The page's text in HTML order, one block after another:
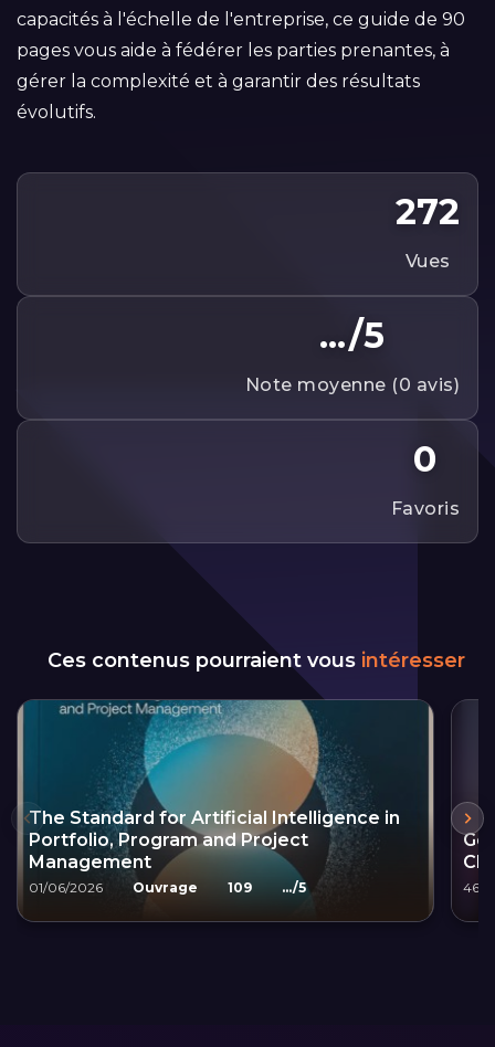
capacités à l'échelle de l'entreprise, ce guide de 90
pages vous aide à fédérer les parties prenantes, à
gérer la complexité et à garantir des résultats
évolutifs.
272
vues
.../5
note moyenne (0 avis)
0
favoris
Ces contenus pourraient vous intéresser
The Standard for Artificial Intelligence in
Portfolio, Program and Project
Management
01/06/2026 Ouvrage 109 .../5 46